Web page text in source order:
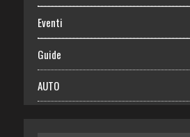
Eventi
Guide
AUTO